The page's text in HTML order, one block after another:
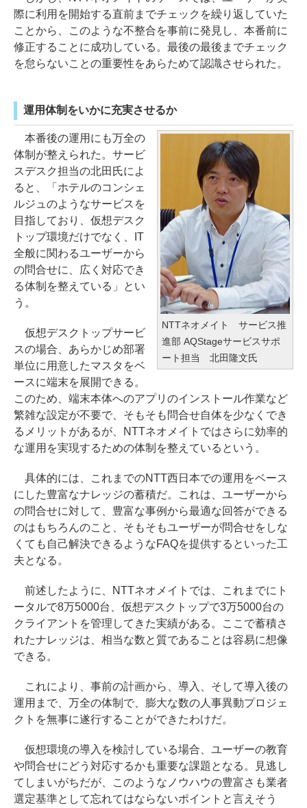
際に利用を開始する直前までチェックを繰り返していた
ことから、このような不整合を事前に発見し、本番前に
修正することに成功している。最後の最後までチェック
を怠らないことの重要性をあらためて認識させられた。
運用体制をいかに充実させるか
NTTネオメイト サービス推
進部 AQStageサービスサポ
ート担当 北田隆文氏
本番後の運用にも万全の
体制が整えられた。サービ
スデスク担当の北田氏によ
ると、「ホテルのコンシェ
ルジュのようなサービスを
目指しており、仮想デスク
トップ環境だけでなく、IT
全般に関わるユーザーから
の問合せに、広く対応でき
る体制を整えている」とい
う。
仮想デスクトップサービ
スの場合、あらかじめ部署
単位に用意したマスタをベ
ースに端末を展開できる。
このため、端末本体へのアプリのインストール作業など
繁雑な設定が不要で、そもそも問合せ自体を少なくでき
るメリットがあるが、NTTネオメイトではさらに効率的
な運用を実現するための体制を整えているという。
具体的には、これまでのNTT西日本での運用をベース
にした豊富なナレッジの蓄積だ。これは、ユーザーから
の問合せに対して、豊富な事例から最適な回答ができる
のはもちろんのこと、そもそもユーザーが問合せをしな
くても自己解決できるようなFAQを提供するといった工
夫となる。
前述したように、NTTネオメイトでは、これまでにト
ータルで8万5000台、仮想デスクトップで3万5000台の
クライアントを管理してきた実績がある。ここで蓄積さ
れたナレッジは、相当な数と質であることは容易に想像
できる。
これにより、事前の計画から、導入、そして導入後の
運用まで、万全の体制で、膨大な数の人事異動プロジェ
クトを無事に遂行することができたわけだ。
仮想環境の導入を検討している場合、ユーザーの教育
や問合せにどう対応するかも重要な課題となる。見逃し
てしまいがちだが、このようなノウハウの豊富さも業者
選定基準として忘れてはならないポイントと言えそう